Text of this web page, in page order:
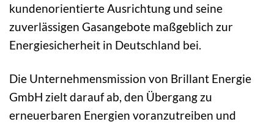
kundenorientierte Ausrichtung und seine
zuverlässigen Gasangebote maßgeblich zur
Energiesicherheit in Deutschland bei.
Die Unternehmensmission von Brillant Energie
GmbH zielt darauf ab, den Übergang zu
erneuerbaren Energien voranzutreiben und